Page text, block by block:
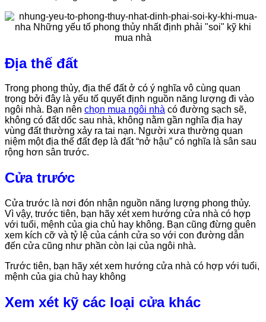
Địa thế đất
Trong phong thủy, địa thế đất ở có ý nghĩa vô cùng quan
trọng bởi đây là yếu tố quyết định nguồn năng lượng đi vào
ngôi nhà. Bạn nên chọn mua ngôi nhà có đường sạch sẽ,
không có đất dốc sau nhà, không nằm gần nghĩa địa hay
vùng đất thường xảy ra tai nạn. Người xưa thường quan
niệm một địa thế đất đẹp là đất “nở hậu” có nghĩa là sân sau
rộng hơn sân trước.
Cửa trước
Cửa trước là nơi đón nhận nguồn năng lượng phong thủy.
Vì vậy, trước tiên, bạn hãy xét xem hướng cửa nhà có hợp
với tuổi, mệnh của gia chủ hay không. Bạn cũng đừng quên
xem kích cỡ và tỷ lệ của cánh cửa so với con đường dẫn
đến cửa cũng như phần còn lại của ngôi nhà.
Trước tiên, bạn hãy xét xem hướng cửa nhà có hợp với tuổi,
mệnh của gia chủ hay không
Xem xét kỹ các loại cửa khác